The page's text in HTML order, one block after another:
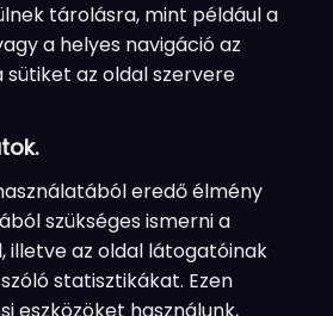
tárolásra, mint például a
a helyes navigáció az
sütiket az oldal szervere
eredő élmény
szükséges ismerni a
az oldal látogatóinak
statisztikákat. Ezen